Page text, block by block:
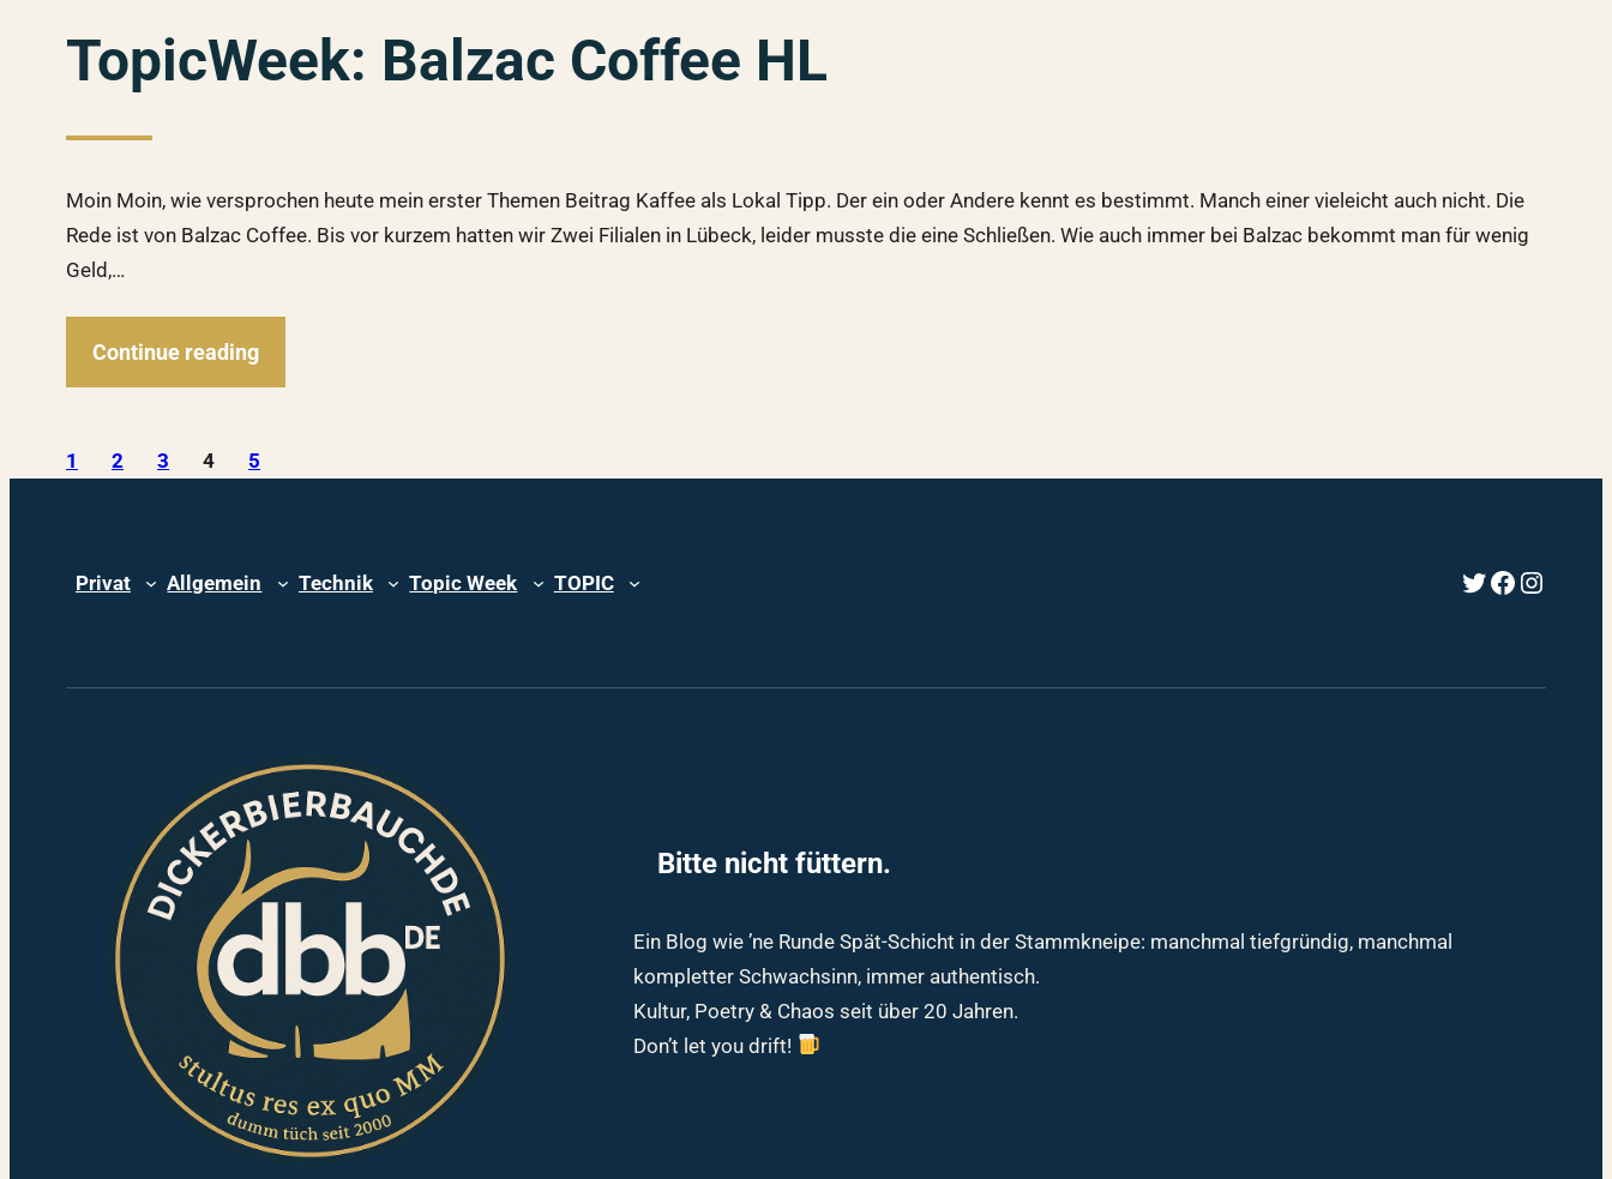
TopicWeek: Balzac Coffee HL
Moin Moin, wie versprochen heute mein erster Themen Beitrag Kaffee als Lokal Tipp. Der ein oder Andere kennt es bestimmt. Manch einer vieleicht auch nicht. Die
Rede ist von Balzac Coffee. Bis vor kurzem hatten wir Zwei Filialen in Lübeck, leider musste die eine Schließen. Wie auch immer bei Balzac bekommt man für wenig
Geld,…
Continue reading
1 2 3 4 5
Privat Allgemein Technik Topic Week TOPIC Twitter
Facebook
Bitte nicht füttern.
Ein Blog wie ’ne Runde Spät-Schicht in der Stammkneipe: manchmal tiefgründig, manchmal
kompletter Schwachsinn, immer authentisch.
Kultur, Poetry & Chaos seit über 20 Jahren.
Don’t let you drift!